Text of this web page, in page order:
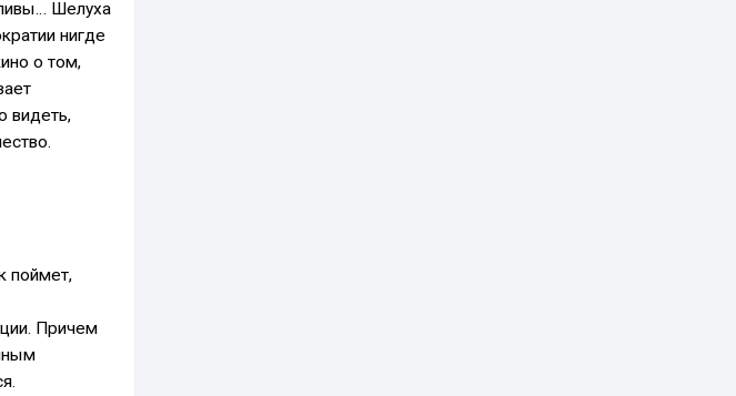
Шелуха
нигде
о том,
видеть,
поймет,
Причем